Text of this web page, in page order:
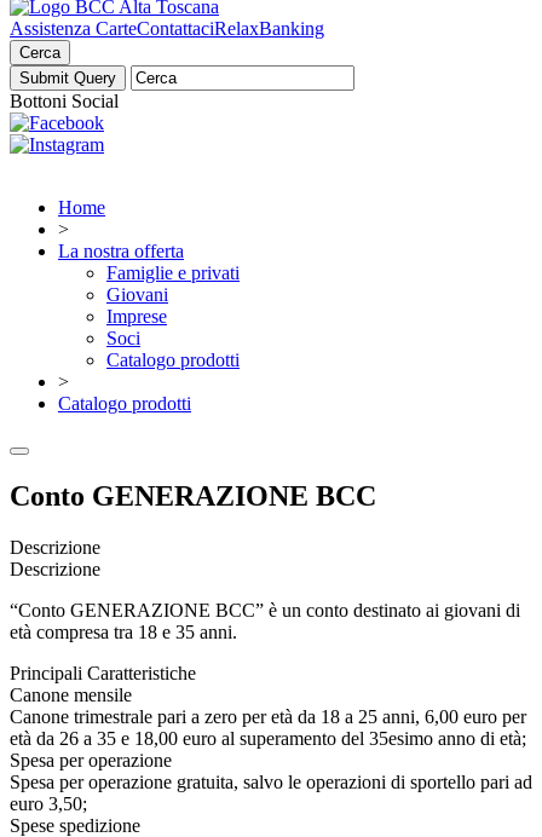
Assistenza CarteContattaciRelaxBanking
Cerca
Bottoni Social
Home
>
La nostra offerta
Famiglie e privati
Giovani
Imprese
Soci
Catalogo prodotti
>
Catalogo prodotti
Conto GENERAZIONE BCC
Descrizione
Descrizione
“Conto GENERAZIONE BCC” è un conto destinato ai giovani di
età compresa tra 18 e 35 anni.
Principali Caratteristiche
Canone mensile
Canone trimestrale pari a zero per età da 18 a 25 anni, 6,00 euro per
età da 26 a 35 e 18,00 euro al superamento del 35esimo anno di età;
Spesa per operazione
Spesa per operazione gratuita, salvo le operazioni di sportello pari ad
euro 3,50;
Spese spedizione